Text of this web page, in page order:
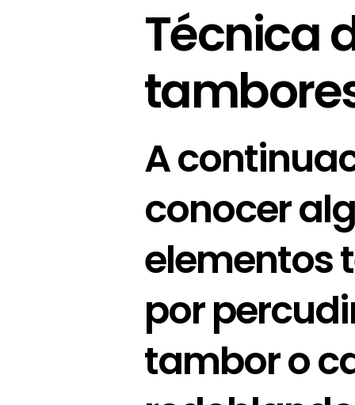
Técnica
A
conocer
elementos
por
tambor o